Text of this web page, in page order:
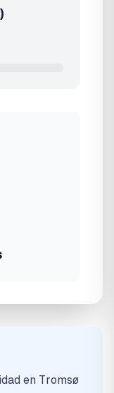
en Tromsø